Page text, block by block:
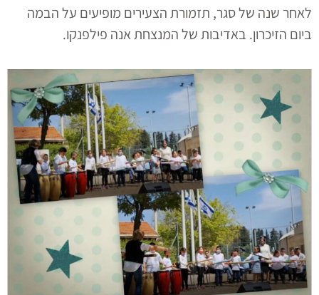
לאחר שנה של סגר, תזמורת הצעירים מופיעים על הבמה
ביום הזיכרון. באדיבות של המנצחת אנה פילפנקו.